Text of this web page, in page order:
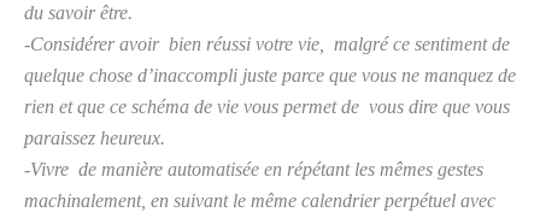
du savoir être.
-Considérer avoir bien réussi votre vie, malgré ce sentiment de
quelque chose d’inaccompli juste parce que vous ne manquez de
rien et que ce schéma de vie vous permet de vous dire que vous
paraissez heureux.
-Vivre de manière automatisée en répétant les mêmes gestes
machinalement, en suivant le même calendrier perpétuel avec